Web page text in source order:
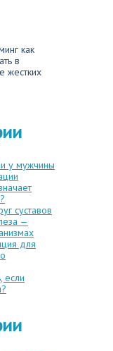
как
в
жестких
у мужчины
суставов
—
для
если